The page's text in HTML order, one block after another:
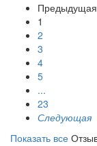
Предыдущая
1
2
3
4
5
...
23
Следующая
Показать все